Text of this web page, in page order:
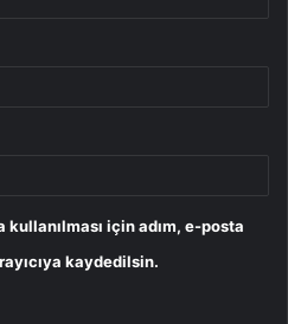
için adım, e-posta
kaydedilsin.